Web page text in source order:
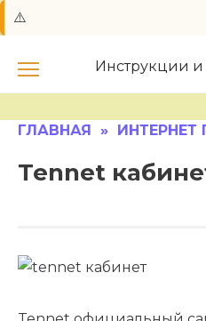
⚠️
Инструкции и
ГЛАВНАЯ »
Tennet